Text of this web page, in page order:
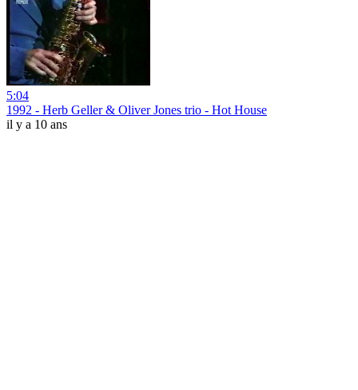
5:04
1992 - Herb Geller & Oliver Jones trio - Hot House
il y a 10 ans